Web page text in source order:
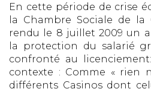
En cette période de crise
la Chambre Sociale de la
rendu le 8 juillet 2009 un
la protection du salarié
confronté au
contexte : Comme « rien
différents Casinos dont